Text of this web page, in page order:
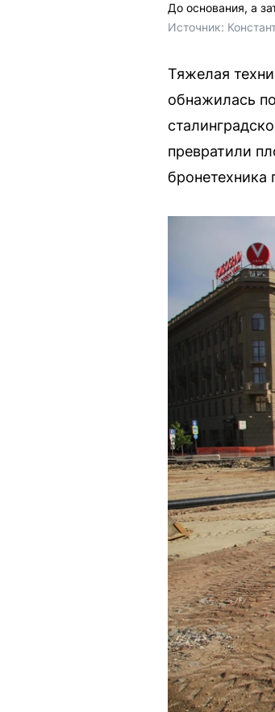
До основания, а
Источник:
Тяжелая
обнажилась
превратили